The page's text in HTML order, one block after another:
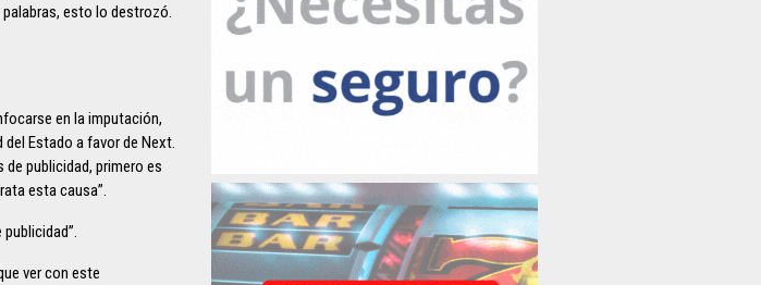
esto lo destrozó.
en la imputación,
Estado a favor de Next.
publicidad, primero es
esta causa”.
ver con este